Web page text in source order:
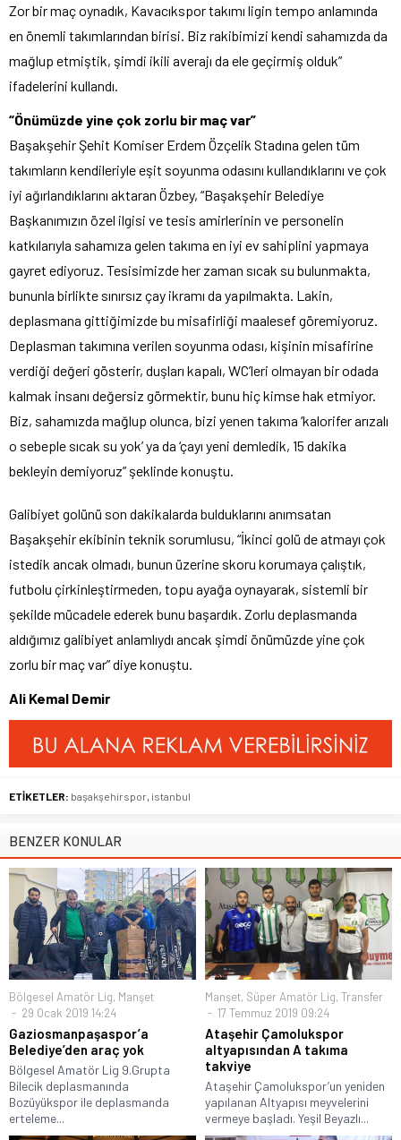
Zor bir maç oynadık, Kavacıkspor takımı ligin tempo anlamında
en önemli takımlarından birisi. Biz rakibimizi kendi sahamızda da
mağlup etmiştik, şimdi ikili averajı da ele geçirmiş olduk”
ifadelerini kullandı.
“Önümüzde yine çok zorlu bir maç var”
Başakşehir Şehit Komiser Erdem Özçelik Stadına gelen tüm
takımların kendileriyle eşit soyunma odasını kullandıklarını ve çok
iyi ağırlandıklarını aktaran Özbey, “Başakşehir Belediye
Başkanımızın özel ilgisi ve tesis amirlerinin ve personelin
katkılarıyla sahamıza gelen takıma en iyi ev sahiplini yapmaya
gayret ediyoruz. Tesisimizde her zaman sıcak su bulunmakta,
bununla birlikte sınırsız çay ikramı da yapılmakta. Lakin,
deplasmana gittiğimizde bu misafirliği maalesef göremiyoruz.
Deplasman takımına verilen soyunma odası, kişinin misafirine
verdiği değeri gösterir, duşları kapalı, WC’leri olmayan bir odada
kalmak insanı değersiz görmektir, bunu hiç kimse hak etmiyor.
Biz, sahamızda mağlup olunca, bizi yenen takıma ‘kalorifer arızalı
o sebeple sıcak su yok’ ya da ‘çayı yeni demledik, 15 dakika
bekleyin demiyoruz” şeklinde konuştu.
Galibiyet golünü son dakikalarda bulduklarını anımsatan
Başakşehir ekibinin teknik sorumlusu, “İkinci golü de atmayı çok
istedik ancak olmadı, bunun üzerine skoru korumaya çalıştık,
futbolu çirkinleştirmeden, topu ayağa oynayarak, sistemli bir
şekilde mücadele ederek bunu başardık. Zorlu deplasmanda
aldığımız galibiyet anlamlıydı ancak şimdi önümüzde yine çok
zorlu bir maç var” diye konuştu.
Ali Kemal Demir
ETİKETLER: başakşehirspor istanbul
BENZER KONULAR
Bölgesel Amatör Lig, Manşet
29 Ocak 2019 14:24
Gaziosmanpaşaspor’a
Belediye’den araç yok
Bölgesel Amatör Lig 9.Grupta
Bilecik deplasmanında
Bozüyükspor ile deplasmanda
erteleme...
Manşet, Süper Amatör Lig, Transfer
17 Temmuz 2019 09:24
Ataşehir Çamolukspor
altyapısından A takıma
takviye
Ataşehir Çamolukspor’un yeniden
yapılanan Altyapısı meyvelerini
vermeye başladı. Yeşil Beyazlı...